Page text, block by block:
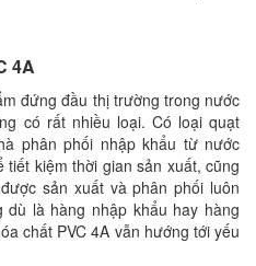
4A
đứng đầu thị trường trong nước
có rất nhiều loại. Có loại quạt
phân phối nhập khẩu từ nước
kiệm thời gian sản xuất, cũng
sản xuất và phân phối luôn
là hàng nhập khẩu hay hàng
chất PVC 4A vẫn hướng tới yếu